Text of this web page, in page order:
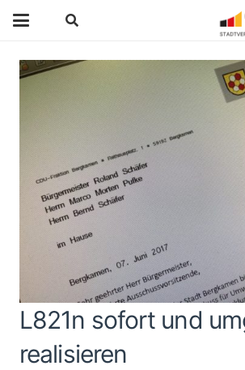
L821n sofort und
realisieren